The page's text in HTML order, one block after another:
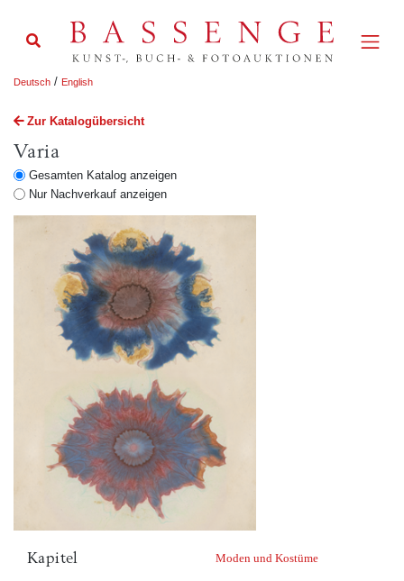
Deutsch / English
Zur Katalogübersicht
Varia
Gesamten Katalog anzeigen
Nur Nachverkauf anzeigen
Kapitel Moden und Kostüme